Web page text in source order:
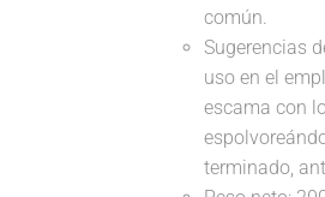
común.
Sugerencias
uso en el
escama con
terminado,